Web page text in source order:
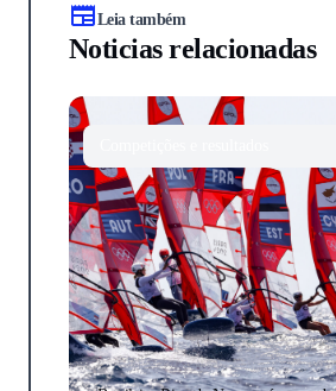
Leia também
Noticias relacionadas